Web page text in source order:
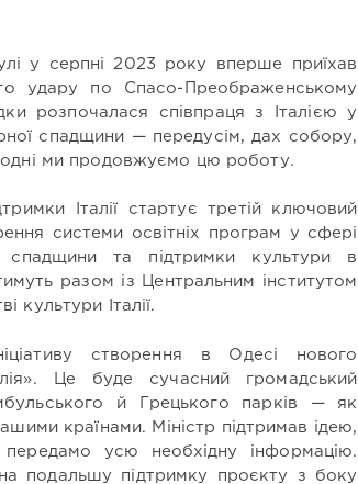
у серпні 2023 року вперше приїхав
удару по Спасо-Преображенському
розпочалася співпраця з Італією у
спадщини — передусім, дах собору,
ми продовжуємо цю роботу.
Італії стартує третій ключовий
системи освітніх програм у сфері
спадщини та підтримки культури в
разом із Центральним інститутом
культури Італії.
створення в Одесі нового
Це буде сучасний громадський
й Грецького парків — як
країнами. Міністр підтримав ідею,
усю необхідну інформацію.
подальшу підтримку проєкту з боку